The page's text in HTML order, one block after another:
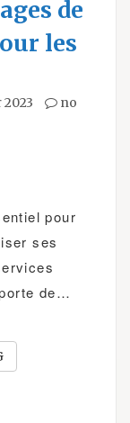
de
les
no
pour
ses
de…